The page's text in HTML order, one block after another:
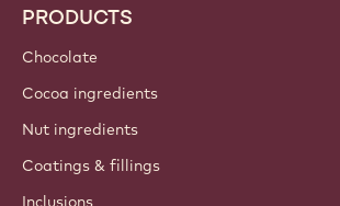
PRODUCTS
Chocolate
Cocoa ingredients
Nut ingredients
Coatings & fillings
Inclusions